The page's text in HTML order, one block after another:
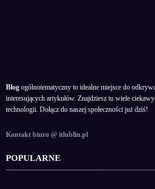
Blog ogólnotematyczny to idealne miejsce do
interesujących artykułów. Znajdziesz tu wiele
technologii. Dołącz do naszej społeczności już dziś!
Kontakt biuro @ itlublin.pl
POPULARNE